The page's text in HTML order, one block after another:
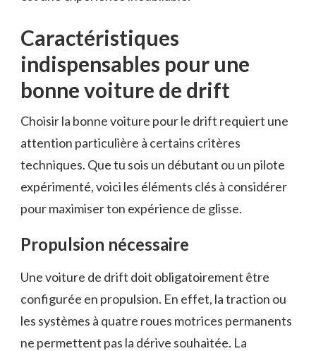
Caractéristiques
indispensables pour une
bonne voiture de drift
Choisir la bonne voiture pour le drift requiert une
attention particulière à certains critères
techniques. Que tu sois un débutant ou un pilote
expérimenté, voici les éléments clés à considérer
pour maximiser ton expérience de glisse.
Propulsion nécessaire
Une voiture de drift doit obligatoirement être
configurée en propulsion. En effet, la traction ou
les systèmes à quatre roues motrices permanents
ne permettent pas la dérive souhaitée. La